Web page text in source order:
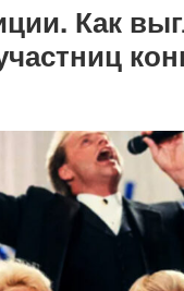
Как